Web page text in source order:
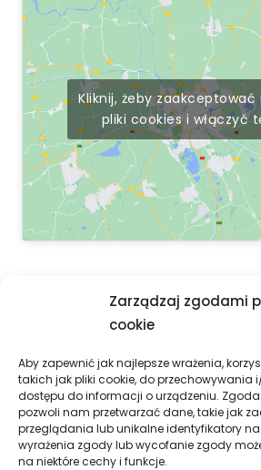
Zarządzaj zgodami
cookie
Aby zapewnić jak najlepsze wrażenia,
takich jak pliki cookie, do przechowywania
dostępu do informacji o urządzeniu.
pozwoli nam przetwarzać dane, takie jak
przeglądania lub unikalne identyfikatory na
wyrażenia zgody lub wycofanie zgody
na niektóre cechy i funkcje.
Kliknij, żeby
pliki cookies i włączyć
Dariusz Steuer – 607 442 978
Jarosław Tomicki – 668 336 144